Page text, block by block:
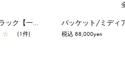
パッケット/ラージ/エナメルブラック【一部店舗先行販売商品】
☆ (1件) 税込 88,000yen